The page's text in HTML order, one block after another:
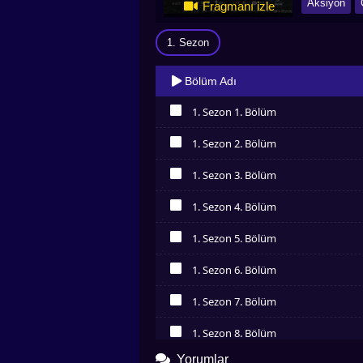
Fragmanı izle Aksiyon
1. Sezon
Bölüm Adı
1. Sezon 1. Bölüm
1. Sezon 2. Bölüm
1. Sezon 3. Bölüm
1. Sezon 4. Bölüm
1. Sezon 5. Bölüm
1. Sezon 6. Bölüm
1. Sezon 7. Bölüm
İzledim
1. Sezon 8. Bölüm
Yorumlar